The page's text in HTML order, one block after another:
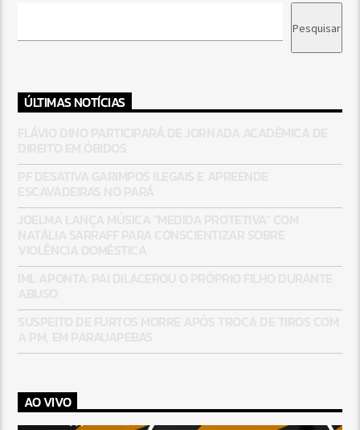
Pesquisar
ÚLTIMAS NOTÍCIAS
AO VIVO